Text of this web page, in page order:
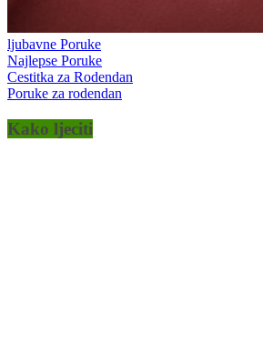
ljubavne Poruke
Najlepse Poruke
Cestitka za Rodendan
Poruke za rodendan
Kako ljeciti